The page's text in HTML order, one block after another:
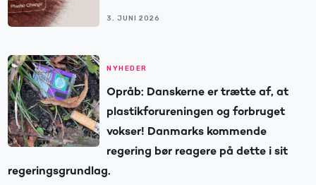
3. JUNI 2026
NYHEDER
Opråb: Danskerne er trætte af, at
plastikforureningen og forbruget
vokser! Danmarks kommende
regering bør reagere på dette i sit
regeringsgrundlag.